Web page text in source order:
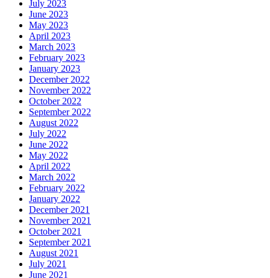
July 2023
June 2023
May 2023
April 2023
March 2023
February 2023
January 2023
December 2022
November 2022
October 2022
September 2022
August 2022
July 2022
June 2022
May 2022
April 2022
March 2022
February 2022
January 2022
December 2021
November 2021
October 2021
September 2021
August 2021
July 2021
June 2021